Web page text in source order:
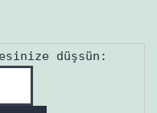
düşsün: